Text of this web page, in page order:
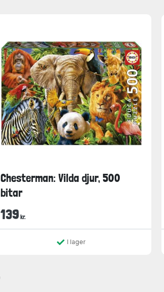
Chesterman: Vilda djur, 500
bitar
139 kr.
I lager